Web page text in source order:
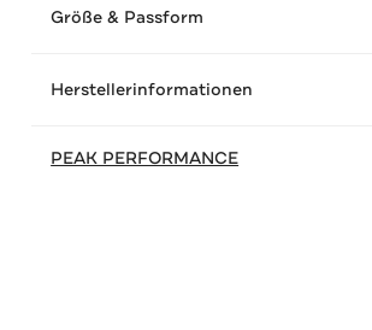
Größe & Passform
Herstellerinformationen
PEAK PERFORMANCE